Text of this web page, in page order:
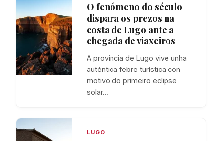
O fenómeno do século
dispara os prezos na
costa de Lugo ante a
chegada de viaxeiros
A provincia de Lugo vive unha
auténtica febre turística con
motivo do primeiro eclipse
solar…
LUGO